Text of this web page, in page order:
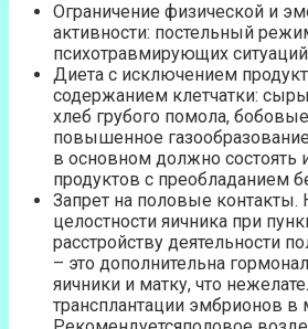
Ограничение физической и
активности: постельный
психотравмирующих ситуаций
Диета с исключением
содержанием клетчатки:
хлеб грубого помола,
повышенное
в основном должно состоять
продуктов с преобладанием
Запрет на половые контакты.
целостности яичника при
расстройству деятельности
– это дополнительна
яичники и матку, что
трансплантации эмбрионов в